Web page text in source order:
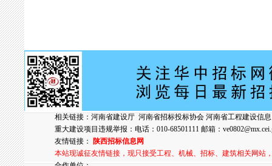
相关链接： 河南省建设厅 河南省招标投标协会 河南省工程建设信
重大建设项目违规举报：电话：010-68501111 邮箱：
友情链接：
陕西招标信息网
本站现诚征友情链接，现只接受工程、机械、招标、建筑相关网站